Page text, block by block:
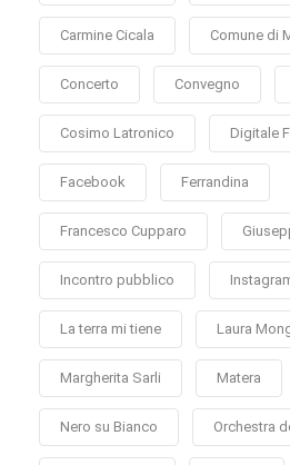
Carmine Cicala Comune di
Concerto Convegno
Cosimo Latronico Digitale
Facebook Ferrandina
Francesco Cupparo
Incontro pubblico
La terra mi tiene Laura
Margherita Sarli Matera
Nero su Bianco Orchestra